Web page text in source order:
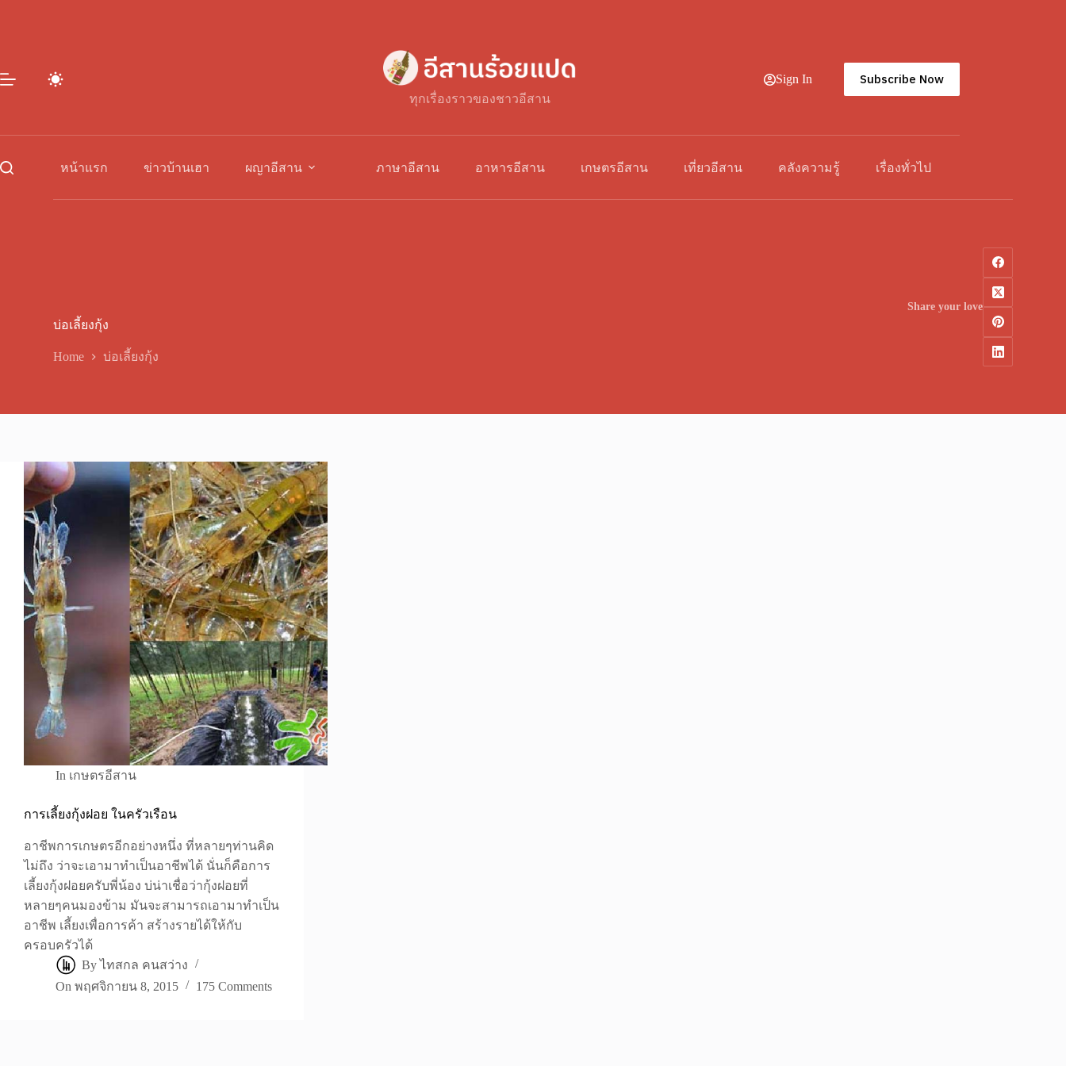
ทุกเรื่องราวของชาวอีสาน
Sign In Subscribe Now
หน้าแรก ข่าวบ้านเฮา ผญาอีสาน ภาษาอีสาน อาหารอีสาน เกษตรอีสาน เที่ยวอีสาน คลังความรู้ เรื่องทั่วไป
บ่อเลี้ยงกุ้ง
Home บ่อเลี้ยงกุ้ง
Share your love
In เกษตรอีสาน
การเลี้ยงกุ้งฝอย ในครัวเรือน
อาชีพการเกษตรอีกอย่างหนึ่ง ที่หลายๆท่านคิด
ไม่ถึง ว่าจะเอามาทำเป็นอาชีพได้ นั่นก็คือการ
เลี้ยงกุ้งฝอยครับพี่น้อง บ่น่าเชื่อว่ากุ้งฝอยที่
หลายๆคนมองข้าม มันจะสามารถเอามาทำเป็น
อาชีพ เลี้ยงเพื่อการค้า สร้างรายได้ให้กับ
ครอบครัวได้
By ไทสกล คนสว่าง
On พฤศจิกายน 8, 2015 175 Comments